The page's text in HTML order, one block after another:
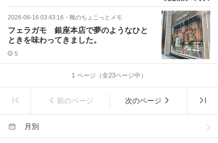
2026-06-16 03:43:16 ・ 靴のちょこっとメモ
フェラガモ 銀座本店で夢のようなひと
ときを味わってきました。
5
1ページ（全23ページ中）
前のページ 次のページ
月別